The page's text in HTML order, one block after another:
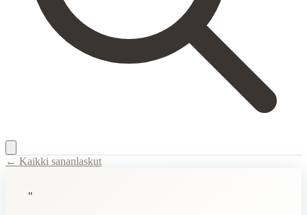
← Kaikki sananlaskut
"